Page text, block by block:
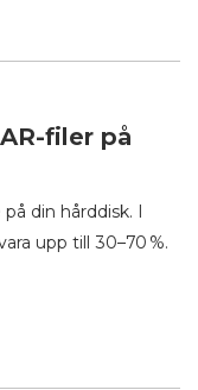
filer på
din hårddisk. I
upp till 30–70 %.